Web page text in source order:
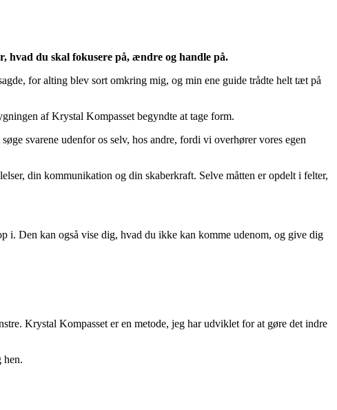
hvad du skal fokusere på, ændre og handle på.
for alting blev sort omkring mig, og min ene guide trådte helt tæt på
af Krystal Kompasset begyndte at tage form.
svarene udenfor os selv, hos andre, fordi vi overhører vores egen
din kommunikation og din skaberkraft. Selve måtten er opdelt i felter,
i. Den kan også vise dig, hvad du ikke kan komme udenom, og give dig
Krystal Kompasset er en metode, jeg har udviklet for at gøre det indre
hen.